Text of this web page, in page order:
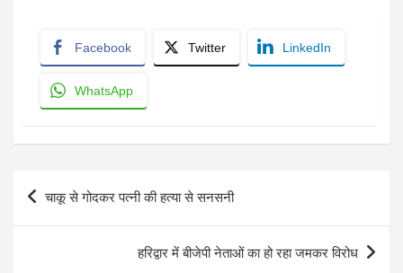
Facebook Twitter LinkedIn
WhatsApp
Post
navigation
चाकू से गोदकर पत्नी की हत्या से सनसनी
हरिद्वार में बीजेपी नेताओं का हो रहा जमकर विरोध